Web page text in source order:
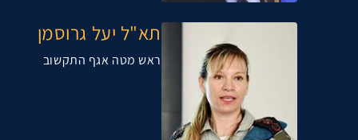
תא"ל יעל גרוסמן
ראש מטה אגף התקשוב